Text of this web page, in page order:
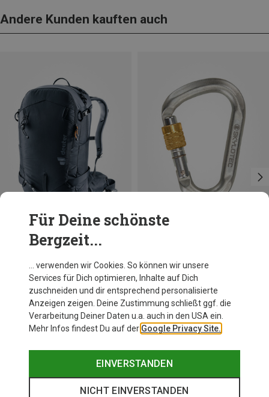
Andere Kunden kauften auch
Du sparst 10%
Skylotec
16,41 €
Für Deine schönste
Bergzeit...
… verwenden wir Cookies. So können wir unsere
Services für Dich optimieren, Inhalte auf Dich
zuschneiden und dir entsprechend personalisierte
Anzeigen zeigen. Deine Zustimmung schließt ggf. die
Verarbeitung Deiner Daten u.a. auch in den USA ein.
Mehr Infos findest Du auf der Google Privacy Site.
EINVERSTANDEN
NICHT EINVERSTANDEN